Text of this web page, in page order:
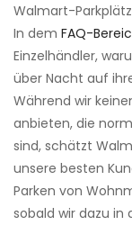
Walmart-
In dem FAQ-
Einzelhändler,
über Nacht auf
Während wir
anbieten, die
sind, schätzt
unsere besten
Parken von
sobald wir dazu in